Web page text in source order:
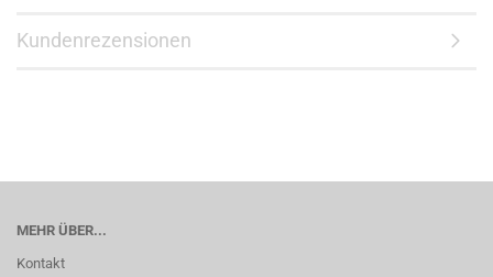
Kundenrezensionen
MEHR ÜBER...
Kontakt